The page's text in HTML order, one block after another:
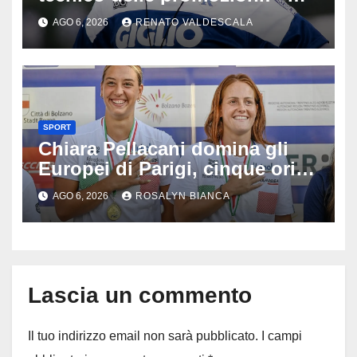
scritto pagine indimenticabili
del nostro calcio»
AGO 6, 2026 RENATO VALDESCALA
SPORT
Chiara Pellacani domina gli
Europei di Parigi, cinque ori in
cinque gare: ‘Nel sincro siamo
da medaglia olimpica’
AGO 6, 2026 ROSALYN BIANCA
Lascia un commento
Il tuo indirizzo email non sarà pubblicato.
I campi